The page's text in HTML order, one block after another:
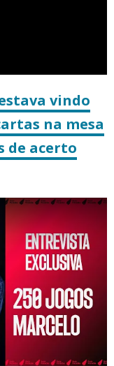
vindo
na mesa
de acerto